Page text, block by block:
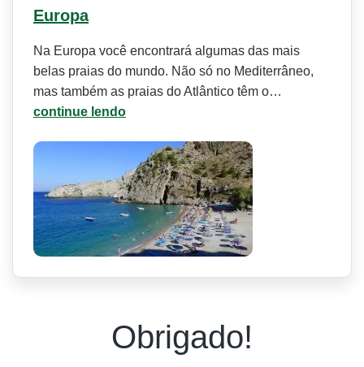
Europa
Na Europa você encontrará algumas das mais
belas praias do mundo. Não só no Mediterrâneo,
mas também as praias do Atlântico têm o…
continue lendo
Obrigado!